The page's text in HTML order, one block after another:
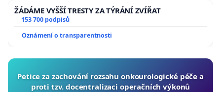
ŽÁDÁME VYŠŠÍ TRESTY ZA TÝRÁNÍ ZVÍŘAT
153 700 podpisů
Oznámení o transparentnosti
Petice za zachování rozsahu onkourologické péče a
proti tzv. docentralizaci operačních výkonů